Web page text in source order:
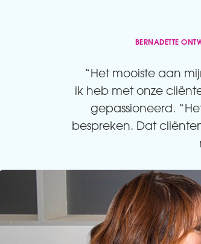
BERNADETTE
“Het mooiste aan
ik heb met onze
gepassioneerd.
bespreken. Dat